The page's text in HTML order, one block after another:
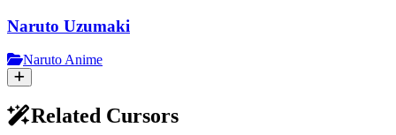
Naruto Uzumaki
Naruto Anime
Related Cursors